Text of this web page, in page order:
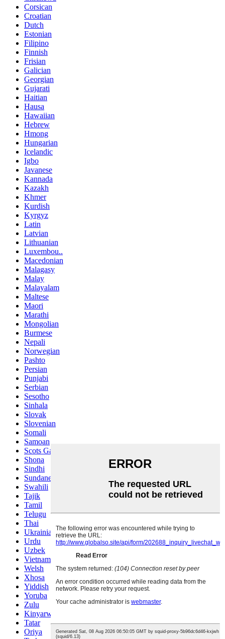
Corsican
Croatian
Dutch
Estonian
Filipino
Finnish
Frisian
Galician
Georgian
Gujarati
Haitian
Hausa
Hawaiian
Hebrew
Hmong
Hungarian
Icelandic
Igbo
Javanese
Kannada
Kazakh
Khmer
Kurdish
Kyrgyz
Latin
Latvian
Lithuanian
Luxembou..
Macedonian
Malagasy
Malay
Malayalam
Maltese
Maori
Marathi
Mongolian
Burmese
Nepali
Norwegian
Pashto
Persian
Punjabi
Serbian
Sesotho
Sinhala
Slovak
Slovenian
Somali
Samoan
Scots Gaelic
Shona
Sindhi
Sundanese
Swahili
Tajik
Tamil
Telugu
Thai
Ukrainian
Urdu
Uzbek
Vietnamese
Welsh
Xhosa
Yiddish
Yoruba
Zulu
Kinyarwanda
Tatar
Oriya